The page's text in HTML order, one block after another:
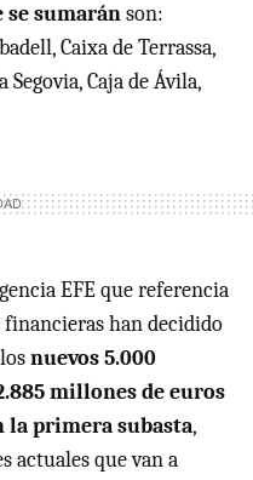
se sumaránson:
Caixa de Terrassa,
Segovia, Caja de Ávila,
EFEque referencia
financieras han decidido
nuevos 5.000
millones de euros
la primera subasta,
actuales que van a